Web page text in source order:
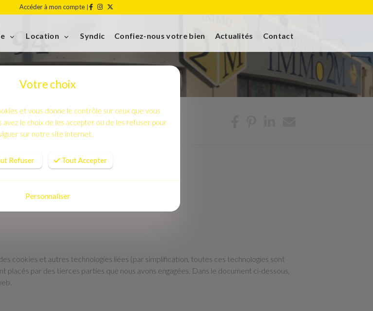
Accéder à mon compte
Location Syndic Confiez-nous votre bien Actualités Contact
de cookies
cookies et autres technologies liées (par simplification, toutes ces technologies sont
placés par des tierces parties que nous avons engagées. Dans le document ci-dessous,
Votre choix
et vous donne le contrôle sur ceux que vous
avez le choix de les accepter ou de les refuser pour
sur notre site internet.
Refuser Tout Accepter
Personnaliser